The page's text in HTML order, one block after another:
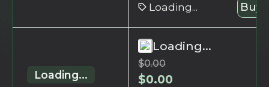
Loading... Buy
Loading...
Loading...
$0.00
$0.00